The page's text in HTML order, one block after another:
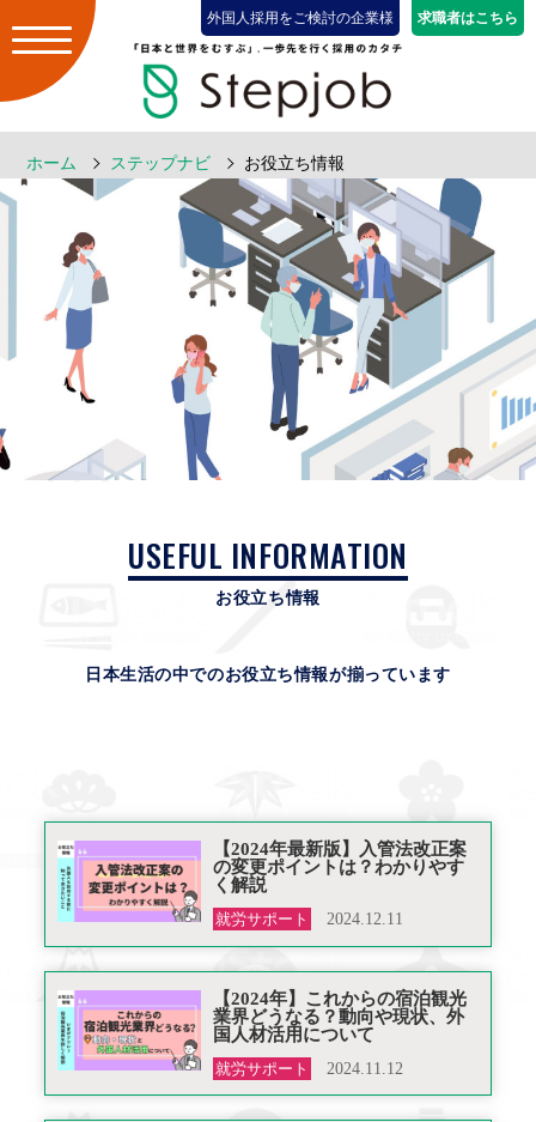
外国人採用をご検討の企業様 求職者はこちら
ホーム ステップナビ お役立ち情報
USEFUL INFORMATION
お役立ち情報
日本生活の中でのお役立ち情報が揃っています
【2024年最新版】入管法改正案
の変更ポイントは？わかりやす
く解説
就労サポート 2024.12.11
【2024年】これからの宿泊観光
業界どうなる？動向や現状、外
国人材活用について
就労サポート 2024.11.12